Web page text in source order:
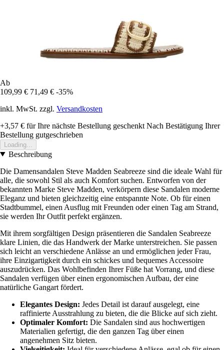
Ab
109,99 € 71,49 € -35%
inkl. MwSt. zzgl. Versandkosten
+3,57 € für Ihre nächste Bestellung geschenkt Nach Bestätigung Ihrer
Bestellung gutgeschrieben
Loading...
Beschreibung
Die Damensandalen Steve Madden Seabreeze sind die ideale Wahl für
alle, die sowohl Stil als auch Komfort suchen. Entworfen von der
bekannten Marke Steve Madden, verkörpern diese Sandalen moderne
Eleganz und bieten gleichzeitig eine entspannte Note. Ob für einen
Stadtbummel, einen Ausflug mit Freunden oder einen Tag am Strand,
sie werden Ihr Outfit perfekt ergänzen.
Mit ihrem sorgfältigen Design präsentieren die Sandalen Seabreeze
klare Linien, die das Handwerk der Marke unterstreichen. Sie passen
sich leicht an verschiedene Anlässe an und ermöglichen jeder Frau,
ihre Einzigartigkeit durch ein schickes und bequemes Accessoire
auszudrücken. Das Wohlbefinden Ihrer Füße hat Vorrang, und diese
Sandalen verfügen über einen ergonomischen Aufbau, der eine
natürliche Gangart fördert.
Elegantes Design: Jedes Detail ist darauf ausgelegt, eine
raffinierte Ausstrahlung zu bieten, die die Blicke auf sich zieht.
Optimaler Komfort: Die Sandalen sind aus hochwertigen
Materialien gefertigt, die den ganzen Tag über einen
angenehmen Sitz bieten.